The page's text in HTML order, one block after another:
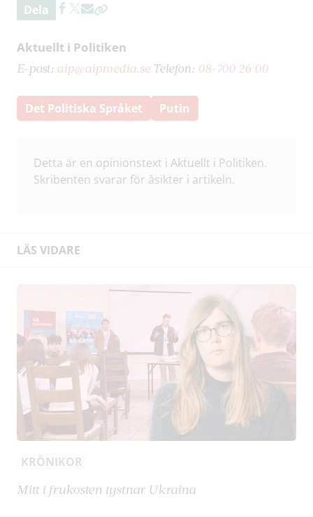
Dela
Aktuellt i Politiken
E-post: aip@aipmedia.seTelefon: 08-700 26 00
Det Politiska Språket Putin
Detta är en opinionstext i Aktuellt i Politiken.
Skribenten svarar för åsikter i artikeln.
LÄS VIDARE
KRÖNIKOR
Mitt i frukosten tystnar Ukraina